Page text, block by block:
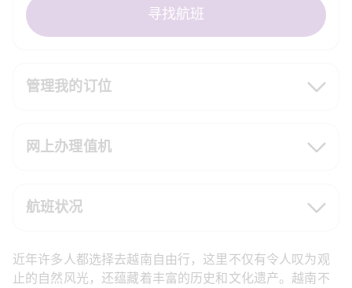
管理我的订位
网上办理值机
航班状况
寻找航班
近年许多人都选择去越南自由行，这里不仅有令人叹为观
止的自然风光，还蕴藏着丰富的历史和文化遗产。越南不